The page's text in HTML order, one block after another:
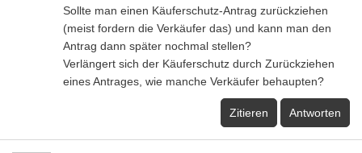
Sollte man einen Käuferschutz-Antrag zurückziehen
(meist fordern die Verkäufer das) und kann man den
Antrag dann später nochmal stellen?
Verlängert sich der Käuferschutz durch Zurückziehen
eines Antrages, wie manche Verkäufer behaupten?
Zitieren Antworten